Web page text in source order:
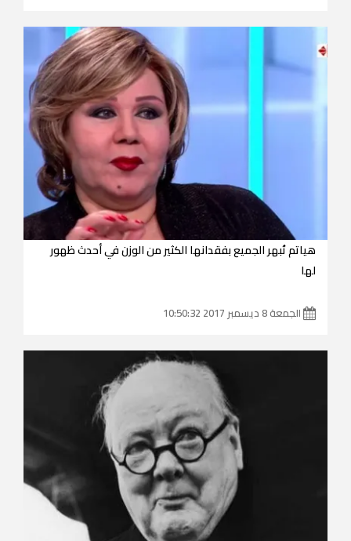
هياتم تُبهر الجميع بفقدانها الكثير من الوزن في أحدث ظهور
لها
الجمعة 8 ديسمبر 2017 10:50:32